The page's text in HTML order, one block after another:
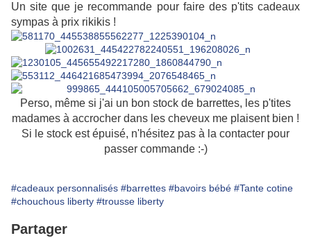
Un site que je recommande pour faire des p'tits cadeaux
sympas à prix rikikis !
Perso, même si j'ai un bon stock de barrettes, les p'tites
madames à accrocher dans les cheveux me plaisent bien !
Si le stock est épuisé, n'hésitez pas à la contacter pour
passer commande :-)
#cadeaux personnalisés #barrettes #bavoirs bébé #Tante cotine
#chouchous liberty #trousse liberty
Partager